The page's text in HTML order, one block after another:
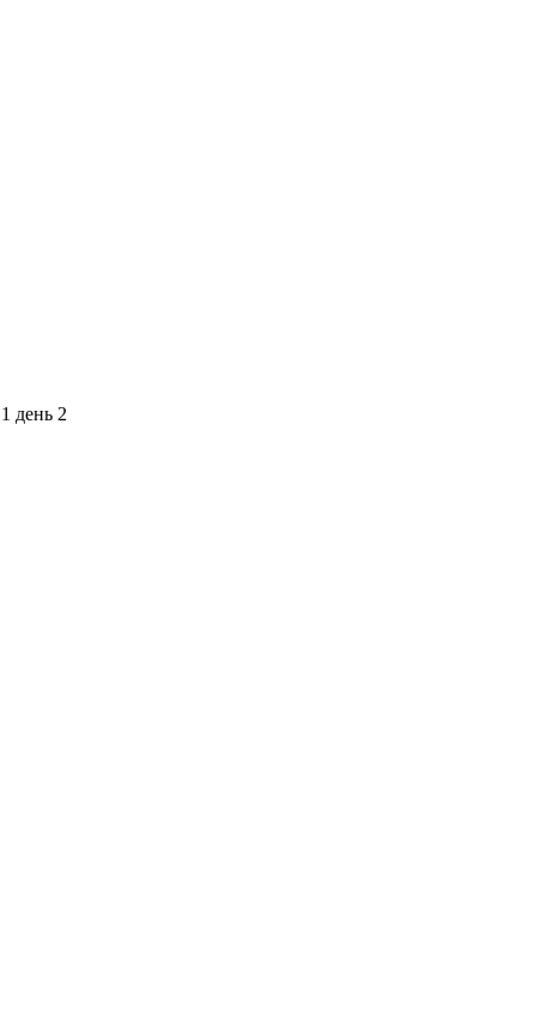
1 день 2